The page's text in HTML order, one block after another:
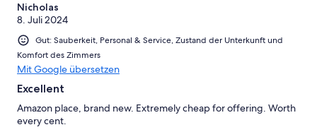
Nicholas
8. Juli 2024
Gut: Sauberkeit, Personal & Service, Zustand der Unterkunft und
Komfort des Zimmers
Mit Google übersetzen
Excellent
Amazon place, brand new. Extremely cheap for offering. Worth
every cent.